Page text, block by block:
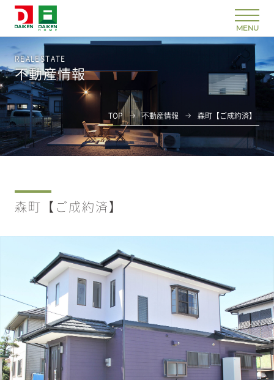
REALESTATE
不動産情報
TOP 不動産情報 森町【ご成約済】
森町【ご成約済】